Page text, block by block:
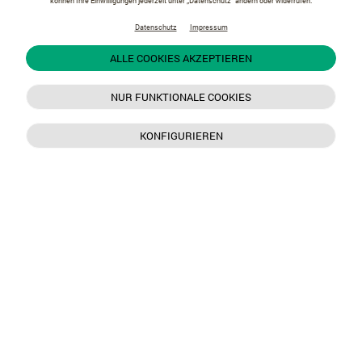
Datenschutz Impressum
ALLE COOKIES AKZEPTIEREN
NUR FUNKTIONALE COOKIES
KONFIGURIEREN